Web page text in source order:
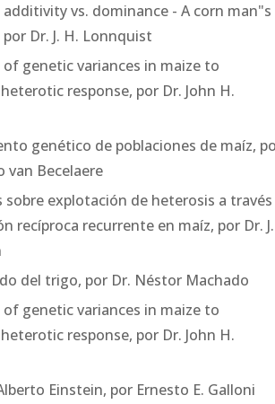
vs. dominance - A corn man"s
Dr. J. H. Lonnquist
genetic variances in maize to
response, por Dr. John H.
genético de poblaciones de maíz,
van Becelaere
sobre explotación de heterosis a través
recíproca recurrente en maíz, por Dr. J.
del trigo, por Dr. Néstor Machado
genetic variances in maize to
response, por Dr. John H.
Einstein, por Ernesto E. Galloni